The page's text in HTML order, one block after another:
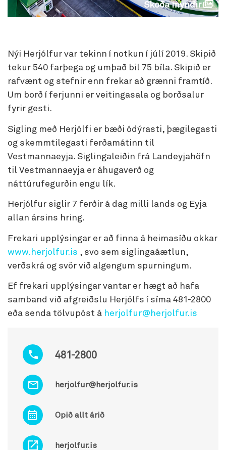
Skoða myndir
481-2800
herjolfur@herjolfur.is
Opið allt árið
herjolfur.is
Nýi Herjólfur var tekinn í notkun í júlí 2019. Skipið
tekur 540 farþega og umþað bil 75 bíla. Skipið er
rafvænt og stefnir enn frekar að grænni framtíð.
Um borð í ferjunni er veitingasala og borðsalur
fyrir gesti.
Sigling með Herjólfi er bæði ódýrasti, þægilegasti
og skemmtilegasti ferðamátinn til
Vestmannaeyja. Siglingaleiðin frá Landeyjahöfn
til Vestmannaeyja er áhugaverð og
náttúrufegurðin engu lík.
Herjólfur siglir 7 ferðir á dag milli lands og Eyja
allan ársins hring.
Frekari upplýsingar er að finna á heimasíðu okkar
www.herjolfur.is , svo sem siglingaáætlun,
verðskrá og svör við algengum spurningum.
Ef frekari upplýsingar vantar er hægt að hafa
samband við afgreiðslu Herjólfs í síma 481-2800
eða senda tölvupóst á herjolfur@herjolfur.is